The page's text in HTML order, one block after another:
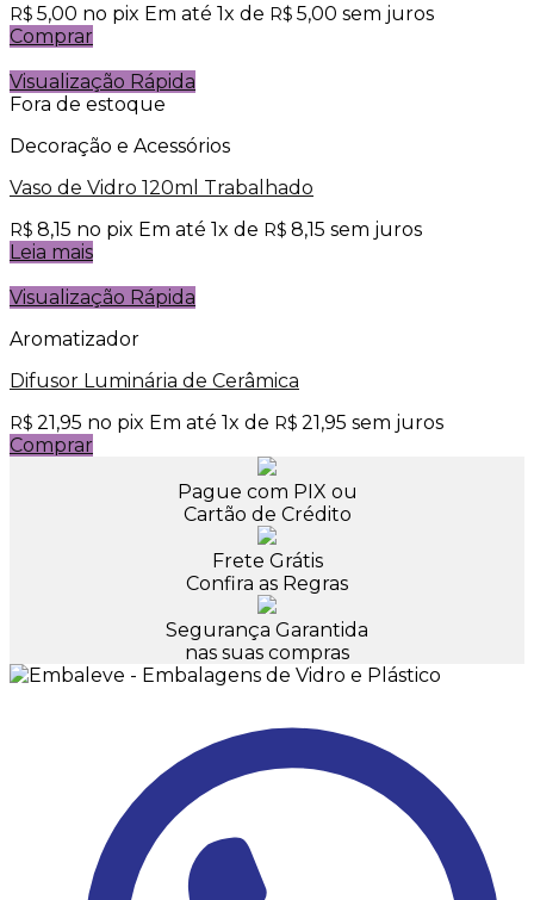
R$ 5,00 no pix Em até 1x de R$ 5,00 sem juros
Comprar
Visualização Rápida
Fora de estoque
Decoração e Acessórios
Vaso de Vidro 120ml Trabalhado
R$ 8,15 no pix Em até 1x de R$ 8,15 sem juros
Leia mais
Visualização Rápida
Aromatizador
Difusor Luminária de Cerâmica
R$ 21,95 no pix Em até 1x de R$ 21,95 sem juros
Comprar
Pague com PIX ou
Cartão de Crédito
Frete Grátis
Confira as Regras
Segurança Garantida
nas suas compras